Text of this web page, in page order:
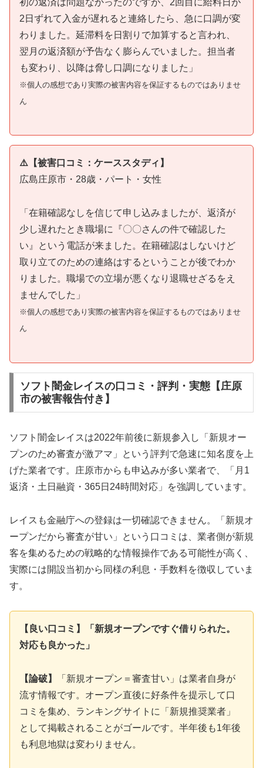
2日ずれて入金が遅れると連絡したら、急に口調が変
わりました。延滞料を日割りで加算すると言われ、
翌月の返済額が予告なく膨らんでいました。担当者
も変わり、以降は脅し口調になりました」
※個人の感想であり実際の被害内容を保証するものではありませ
ん
⚠️【被害口コミ：ケーススタディ】
広島庄原市・28歳・パート・女性
「在籍確認なしを信じて申し込みましたが、返済が
少し遅れたとき職場に『〇〇さんの件で確認した
い』という電話が来ました。在籍確認はしないけど
取り立てのための連絡はするということが後でわか
りました。職場での立場が悪くなり退職せざるをえ
ませんでした」
※個人の感想であり実際の被害内容を保証するものではありませ
ん
ソフト闇金レイスの口コミ・評判・実態【庄原
市の被害報告付き】
ソフト闇金レイスは2022年前後に新規参入し「新規オー
プンのため審査が激アマ」という評判で急速に知名度を上
げた業者です。庄原市からも申込みが多い業者で、「月1
返済・土日融資・365日24時間対応」を強調しています。
レイスも金融庁への登録は一切確認できません。「新規オ
ープンだから審査が甘い」という口コミは、業者側が新規
客を集めるための戦略的な情報操作である可能性が高く、
実際には開設当初から同様の利息・手数料を徴収していま
す。
【良い口コミ】「新規オープンですぐ借りられた。
対応も良かった」
【論破】
「新規オープン＝審査甘い」は業者自身が
流す情報です。オープン直後に好条件を提示して口
コミを集め、ランキングサイトに「新規推奨業者」
として掲載されることがゴールです。半年後も1年後
も利息地獄は変わりません。